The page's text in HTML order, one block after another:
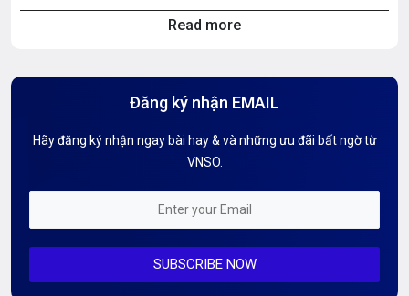
Hướng dẫn Tên miền
Kiến thức AI
Mỗi tuần 01 Server
Read more
Đăng ký nhận EMAIL
Hãy đăng ký nhận ngay bài hay & và những ưu đãi bất ngờ từ
VNSO.
SUBSCRIBE NOW